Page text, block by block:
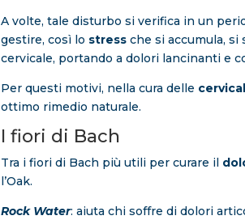
A volte, tale disturbo si verifica in un
gestire, così lo stressche si accumula, si
cervicale, portando a dolori lancinanti e
Per questi motivi, nella cura delle
ottimo rimedio naturale.
I fiori di Bach
Tra i fiori di Bach più utili per curare il
l’Oak.
Rock Water: aiuta chi soffre di dolori